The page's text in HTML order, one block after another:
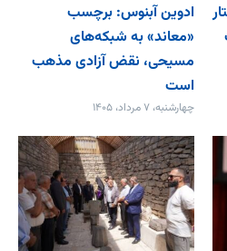
ادوین آبنوس: برچسب
«معاند» به شبکه‌های
مسیحی، نقض آزادی مذهب
است
چهارشنبه، ۷ مرداد، ۱۴۰۵